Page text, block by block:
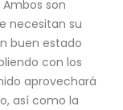
Ambos son
necesitan su
buen estado
con los
aprovechará
así como la